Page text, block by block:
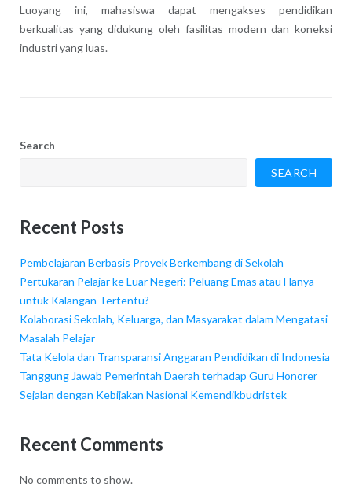
Luoyang ini, mahasiswa dapat mengakses pendidikan
berkualitas yang didukung oleh fasilitas modern dan koneksi
industri yang luas.
Search
SEARCH
Recent Posts
Pembelajaran Berbasis Proyek Berkembang di Sekolah
Pertukaran Pelajar ke Luar Negeri: Peluang Emas atau Hanya
untuk Kalangan Tertentu?
Kolaborasi Sekolah, Keluarga, dan Masyarakat dalam Mengatasi
Masalah Pelajar
Tata Kelola dan Transparansi Anggaran Pendidikan di Indonesia
Tanggung Jawab Pemerintah Daerah terhadap Guru Honorer
Sejalan dengan Kebijakan Nasional Kemendikbudristek
Recent Comments
No comments to show.